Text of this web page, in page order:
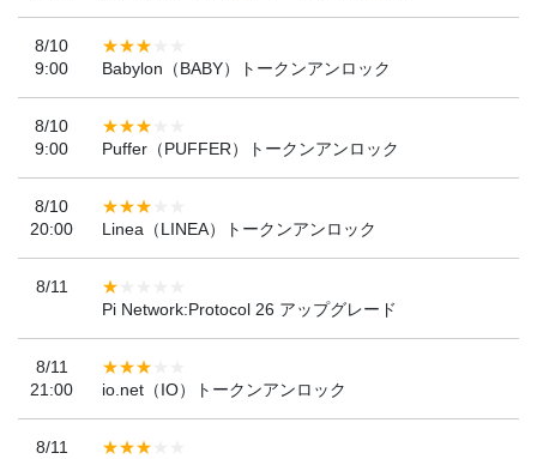
8/10
9:00
Babylon（BABY）トークンアンロック
8/10
9:00
Puffer（PUFFER）トークンアンロック
8/10
20:00
Linea（LINEA）トークンアンロック
8/11
Pi Network:Protocol 26 アップグレード
8/11
21:00
io.net（IO）トークンアンロック
8/11